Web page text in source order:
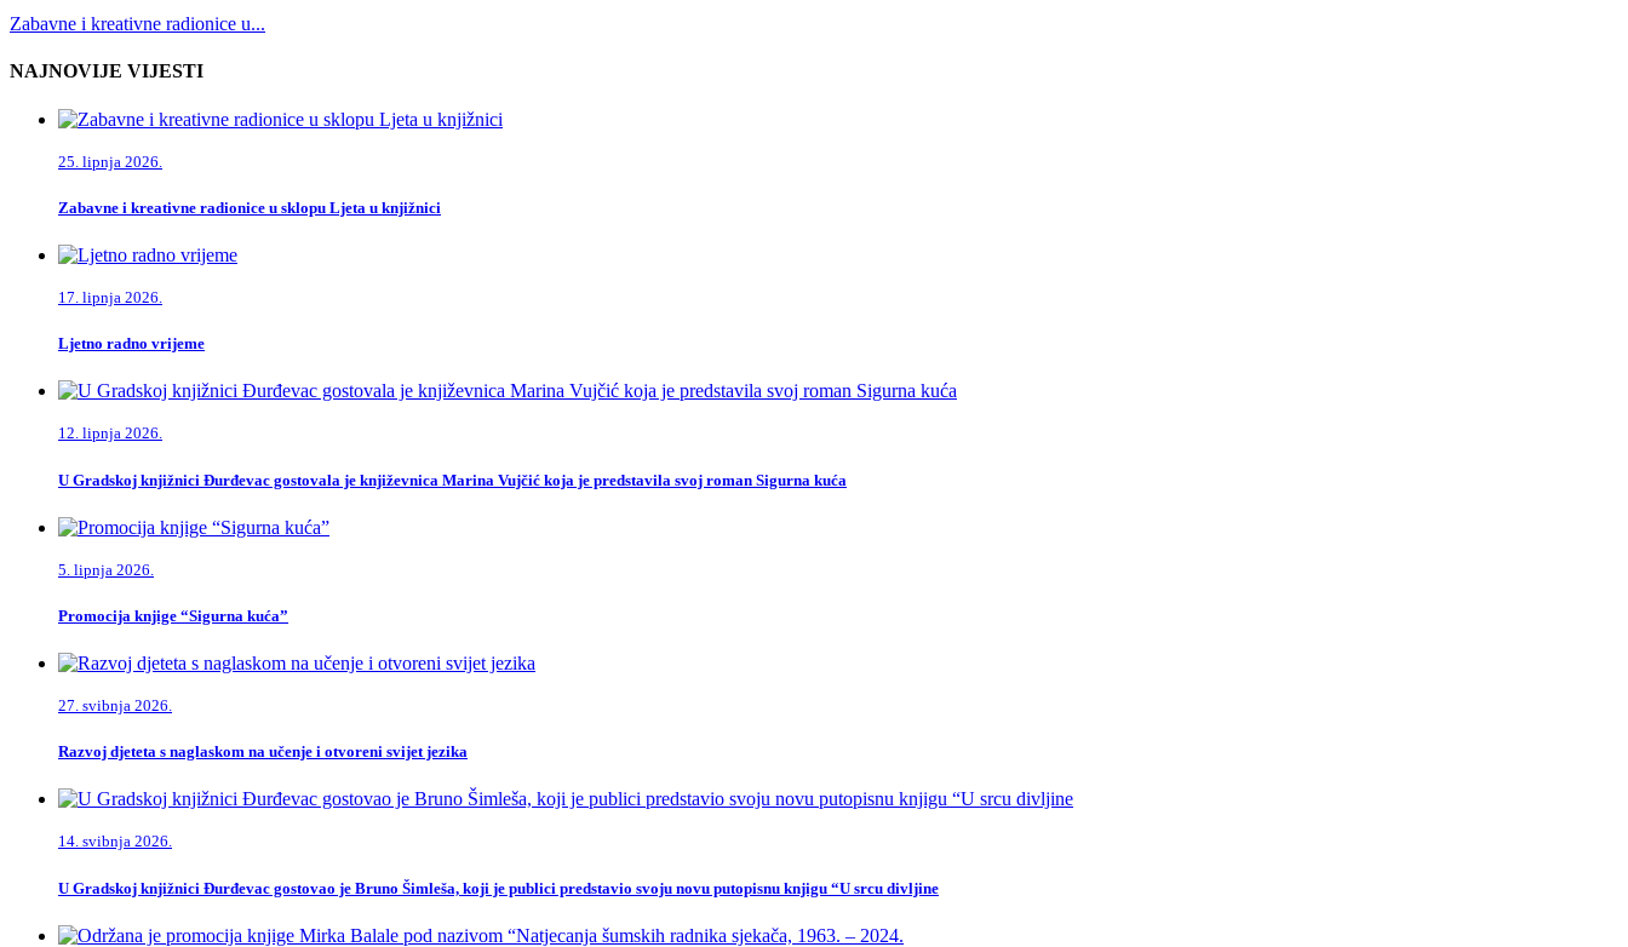
Zabavne i kreativne radionice u...
NAJNOVIJE VIJESTI
25. lipnja 2026.
Zabavne i kreativne radionice u sklopu Ljeta u knjižnici
17. lipnja 2026.
Ljetno radno vrijeme
12. lipnja 2026.
U Gradskoj knjižnici Đurđevac gostovala je književnica Marina Vujčić koja je predstavila svoj roman Sigurna kuća
5. lipnja 2026.
Promocija knjige “Sigurna kuća”
27. svibnja 2026.
Razvoj djeteta s naglaskom na učenje i otvoreni svijet jezika
14. svibnja 2026.
U Gradskoj knjižnici Đurđevac gostovao je Bruno Šimleša, koji je publici predstavio svoju novu putopisnu knjigu “U srcu divljine